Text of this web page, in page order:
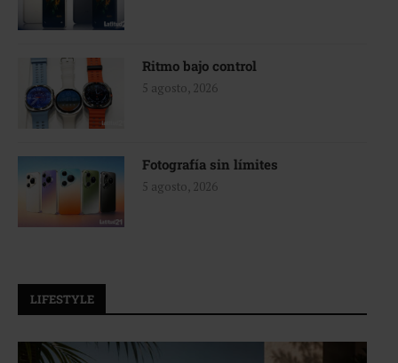
Ritmo bajo control
5 agosto, 2026
Fotografía sin límites
5 agosto, 2026
LIFESTYLE